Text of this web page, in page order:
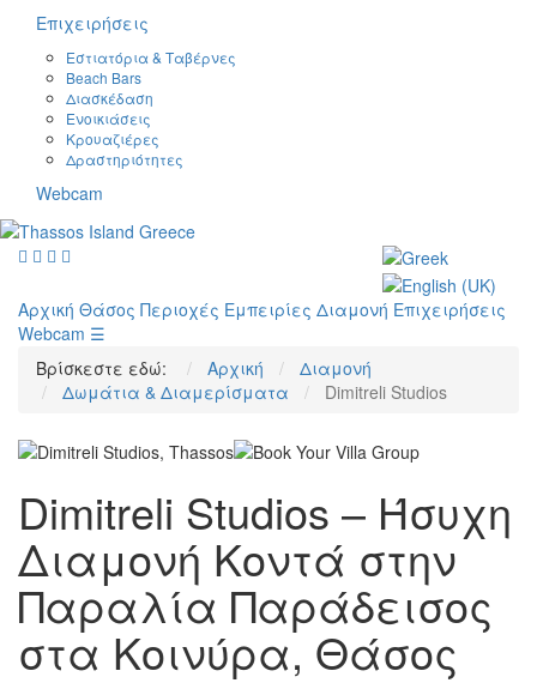
Επιχειρήσεις
Εστιατόρια & Ταβέρνες
Beach Bars
Διασκέδαση
Ενοικιάσεις
Κρουαζιέρες
Δραστηριότητες
Webcam
Αρχική Θάσος Περιοχές Εμπειρίες Διαμονή Επιχειρήσεις
Webcam ☰
Βρίσκεστε εδώ:
Αρχική
Διαμονή
Δωμάτια & Διαμερίσματα
Dimitreli Studios
Dimitreli Studios – Ήσυχη
Διαμονή Κοντά στην
Παραλία Παράδεισος
στα Κοινύρα, Θάσος